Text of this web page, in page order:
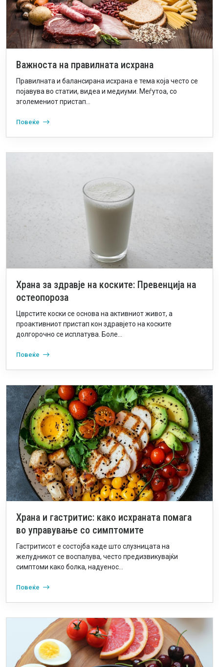
Важноста на правилната исхрана
Правилната и балансирана исхрана е тема која често се
појавува во статии, видеа и медиуми. Меѓутоа, со
зголемениот пристап...
Повеќе
Храна за здравје на коските: Превенција на
остеопороза
Цврстите коски се основа на активниот живот, а
проактивниот пристап кон здравјето на коските
долгорочно се исплатува. Боле...
Повеќе
Храна и гастритис: како исхраната помага
во управување со симптомите
Гастритисот е состојба каде што слузницата на
желудникот се воспалува, често предизвикувајќи
симптоми како болка, надуенос...
Повеќе